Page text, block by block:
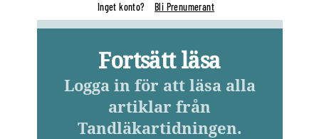
Inget konto? Bli Prenumerant
Fortsätt läsa
Logga in för att läsa alla
artiklar från
Tandläkartidningen.